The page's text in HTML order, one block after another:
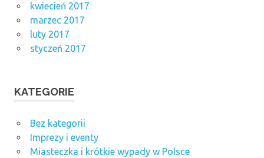
kwiecień 2017
marzec 2017
luty 2017
styczeń 2017
KATEGORIE
Bez kategorii
Imprezy i eventy
Miasteczka i krótkie wypady w Polsce